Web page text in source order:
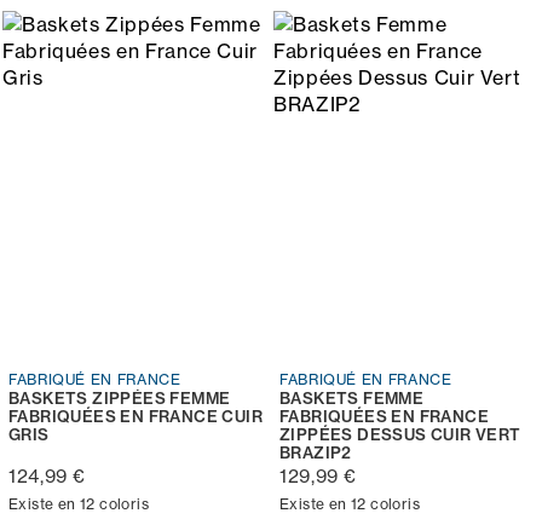
FABRIQUÉ EN FRANCE
BASKETS ZIPPÉES FEMME
FABRIQUÉES EN FRANCE CUIR
GRIS
124,99 €
Existe en 12 coloris
FABRIQUÉ EN FRANCE
BASKETS FEMME
FABRIQUÉES EN FRANCE
ZIPPÉES DESSUS CUIR VERT
BRAZIP2
129,99 €
Existe en 12 coloris